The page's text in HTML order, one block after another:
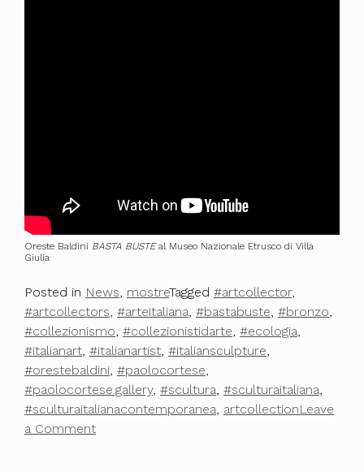
Oreste Baldini BASTA BUSTEal Museo Nazionale Etrusco di Villa
Giulia
Posted in News, mostreTagged #artcollector,
#artcollectors, #arteitaliana, #bastabuste, #bronzo,
#collezionismo, #collezionistidarte, #ecologia,
#italianart, #italianartist, #italiansculpture,
#orestebaldini, #paolocortese,
#paolocortese.gallery, #scultura, #sculturaitaliana,
#sculturaitalianacontemporanea, artcollectionLeave
a Commenton